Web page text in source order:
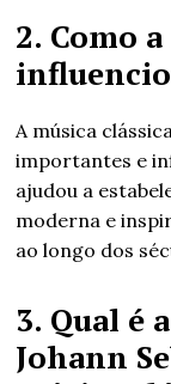
2. Como
A música
importantes e
ajudou a
moderna e
ao longo dos
3. Qual é
Johann